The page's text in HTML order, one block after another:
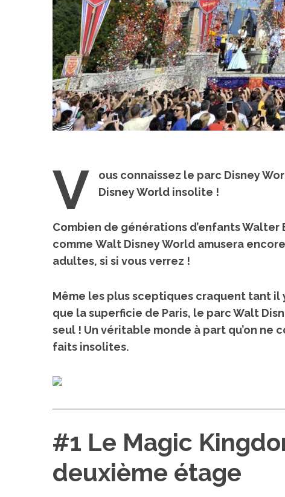
V
ous connaissez le parc Disney
Disney World insolite !
Combien de générations d’enfants
comme Walt Disney World amusera
adultes, si si vous verrez !
Même les plus sceptiques craquent tant il
que la superficie de Paris, le parc Walt
seul ! Un véritable monde à part qu’on ne
faits insolites.
#1 Le Magic
deuxième étage